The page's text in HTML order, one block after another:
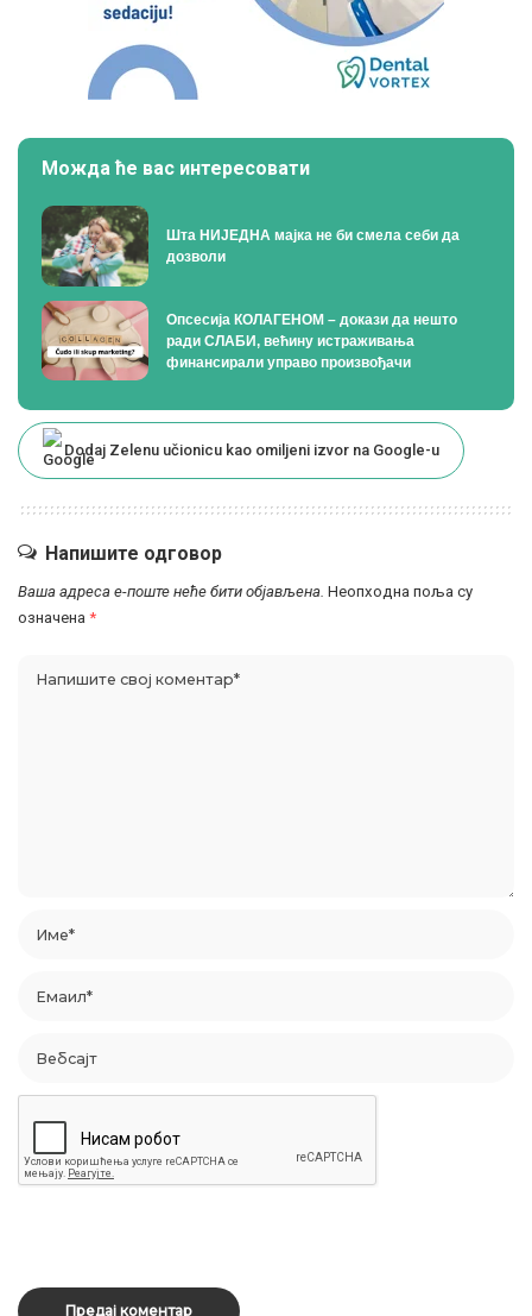
Можда ће вас интересовати
Шта НИЈЕДНА мајка не би смела себи да
дозволи
Опсесија КОЛАГЕНОМ – докази да нешто
ради СЛАБИ, већину истраживања
финансирали управо произвођачи
Dodaj Zelenu učionicu kao omiljeni izvor na Google-u
Напишите одговор
Ваша адреса е-поште неће бити објављена. Неопходна поља су
означена *